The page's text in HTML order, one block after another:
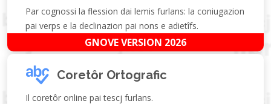
Par cognossi la flession dai lemis furlans: la coniugazion
pai verps e la declinazion pai nons e adietîfs.
GNOVE VERSION 2026
Coretôr Ortografic
Il coretôr online pai tescj furlans.